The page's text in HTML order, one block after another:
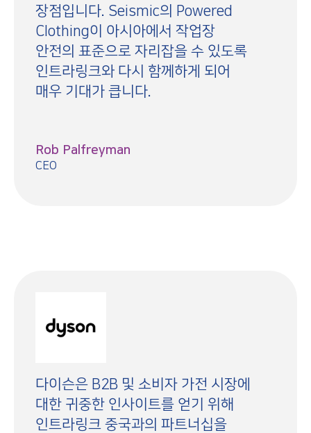
장점입니다. Seismic의 Powered
Clothing이 아시아에서 작업장
안전의 표준으로 자리잡을 수 있도록
인트라링크와 다시 함께하게 되어
매우 기대가 큽니다.
Rob Palfreyman
CEO
다이슨은 B2B 및 소비자 가전 시장에
대한 귀중한 인사이트를 얻기 위해
인트라링크 중국과의 파트너십을